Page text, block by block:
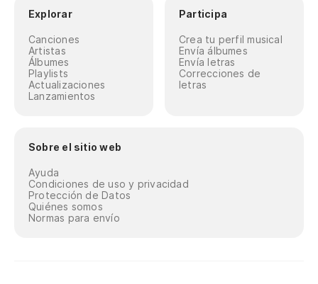
Explorar
Canciones
Artistas
Álbumes
Playlists
Actualizaciones
Lanzamientos
Participa
Crea tu perfil musical
Envía álbumes
Envía letras
Correcciones de
letras
Sobre el sitio web
Ayuda
Condiciones de uso y privacidad
Protección de Datos
Quiénes somos
Normas para envío